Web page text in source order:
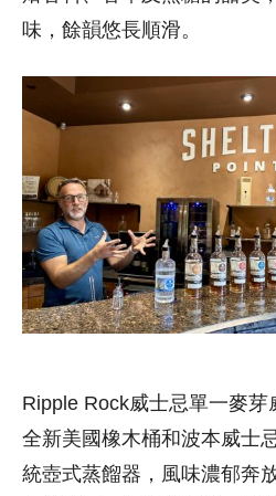
味，餘韻悠長順滑。
Ripple Rock威士忌單一麥
全新美國橡木桶和波本威士
統壺式蒸餾器，風味濃郁奔